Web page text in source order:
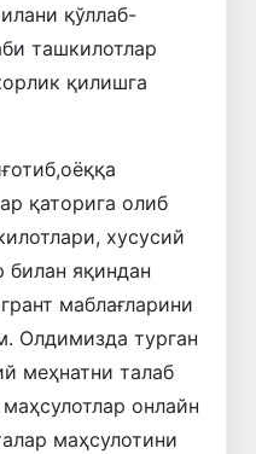
қўллаб-
ташкилотлар
қилишга
қаторига олиб
хусусий
яқиндан
маблағларини
Олдимизда турган
меҳнатни талаб
онлайн
маҳсулотини